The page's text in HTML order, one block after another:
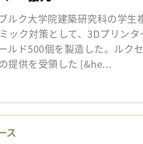
ルク大学院建築研究科の学生
ック対策として、3Dプリン
ルド500個を製造した。ルク
提供を受領した [&he...
ス